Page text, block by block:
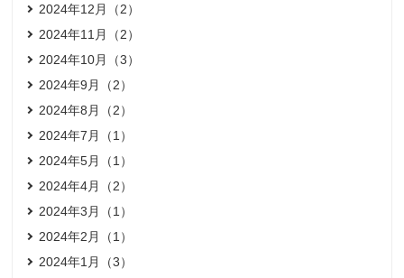
2024年12月（2）
2024年11月（2）
2024年10月（3）
2024年9月（2）
2024年8月（2）
2024年7月（1）
2024年5月（1）
2024年4月（2）
2024年3月（1）
2024年2月（1）
2024年1月（3）